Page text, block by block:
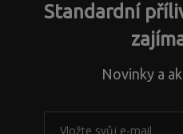
Standardní
Novinky a